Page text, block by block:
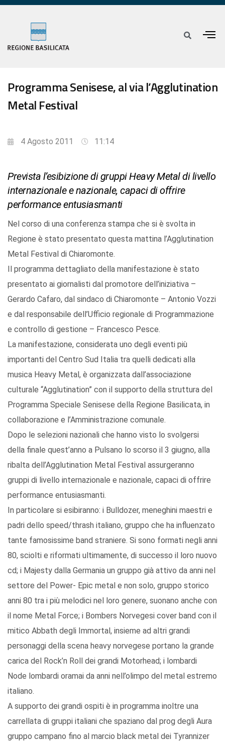
Programma Senisese, al via l’Agglutination
Metal Festival
4 Agosto 2011 11:14
Prevista l’esibizione di gruppi Heavy Metal di livello
internazionale e nazionale, capaci di offrire
performance entusiasmanti
Nel corso di una conferenza stampa che si è svolta in
Regione è stato presentato questa mattina l’Agglutination
Metal Festival di Chiaromonte.
Il programma dettagliato della manifestazione è stato
presentato ai giornalisti dal promotore dell’iniziativa –
Gerardo Cafaro, dal sindaco di Chiaromonte – Antonio Vozzi
e dal responsabile dell’Ufficio regionale di Programmazione
e controllo di gestione – Francesco Pesce.
La manifestazione, considerata uno degli eventi più
importanti del Centro Sud Italia tra quelli dedicati alla
musica Heavy Metal, è organizzata dall’associazione
culturale “Agglutination” con il supporto della struttura del
Programma Speciale Senisese della Regione Basilicata, in
collaborazione e l’Amministrazione comunale.
Dopo le selezioni nazionali che hanno visto lo svolgersi
della finale quest’anno a Pulsano lo scorso il 3 giugno, alla
ribalta dell’Agglutination Metal Festival assurgeranno
gruppi di livello internazionale e nazionale, capaci di offrire
performance entusiasmanti.
In particolare si esibiranno: i Bulldozer, meneghini maestri e
padri dello speed/thrash italiano, gruppo che ha influenzato
tante famosissime band straniere. Si sono formati negli anni
80, sciolti e riformati ultimamente, di successo il loro nuovo
cd; i Majesty dalla Germania un gruppo già attivo da anni nel
settore del Power- Epic metal e non solo, gruppo storico
anni 80 tra i più melodici nel loro genere, suonano anche con
il nome Metal Force; i Bombers Norvegesi cover band con il
mitico Abbath degli Immortal, insieme ad altri grandi
personaggi della scena heavy norvegese portano la grande
carica del Rock’n Roll dei grandi Motorhead; i lombardi
Node lombardi oramai da anni nell’olimpo del metal estremo
italiano.
A supporto dei grandi ospiti è in programma inoltre una
carrellata di gruppi italiani che spaziano dal prog degli Aura
gruppo campano fino al marcio black metal dei Tyrannizer